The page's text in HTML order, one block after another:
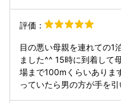
した。おすすめです。
かかわらず、スタッフは
以外の“客への配慮”が完全に欠落
ーアルしたのか見た目は
にトイレは便座に座ると
す。自宅は賃貸ですが、
です。 女性の大浴場は玄関横という謎配置で、浴場自体も驚
くほど狭く、3人入ればほ
評価：
目の悪い母親を連れての1
ました^^ 15時に到着して
場まで100mくらいありま
っていたら男の方が手を